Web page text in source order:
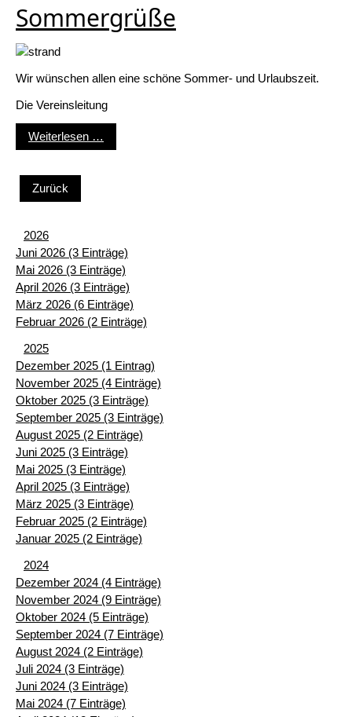
Sommergrüße
Wir wünschen allen eine schöne Sommer- und Urlaubszeit.
Die Vereinsleitung
Weiterlesen …
Zurück
2026
Juni 2026 (3 Einträge)
Mai 2026 (3 Einträge)
April 2026 (3 Einträge)
März 2026 (6 Einträge)
Februar 2026 (2 Einträge)
2025
Dezember 2025 (1 Eintrag)
November 2025 (4 Einträge)
Oktober 2025 (3 Einträge)
September 2025 (3 Einträge)
August 2025 (2 Einträge)
Juni 2025 (3 Einträge)
Mai 2025 (3 Einträge)
April 2025 (3 Einträge)
März 2025 (3 Einträge)
Februar 2025 (2 Einträge)
Januar 2025 (2 Einträge)
2024
Dezember 2024 (4 Einträge)
November 2024 (9 Einträge)
Oktober 2024 (5 Einträge)
September 2024 (7 Einträge)
August 2024 (2 Einträge)
Juli 2024 (3 Einträge)
Juni 2024 (3 Einträge)
Mai 2024 (7 Einträge)